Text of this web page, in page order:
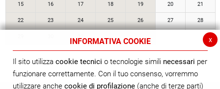
15 16 17 18 19 20 21
22 23 24 25 26 27 28
x
INFORMATIVA COOKIE
Il sito utilizza cookie tecnici o tecnologie simili necessari per
funzionare correttamente. Con il tuo consenso, vorremmo
utilizzare anche cookie di profilazione(anche di terze parti)